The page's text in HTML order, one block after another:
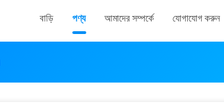
বাড়ি পণ্য আমাদের সম্পর্কে যোগাযোগ করুন